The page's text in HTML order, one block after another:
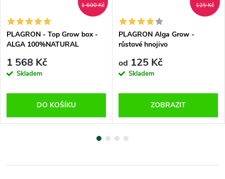
1 600 Kč
PLAGRON - Top Grow box -
ALGA 100%NATURAL
1 568 Kč
Skladem
DO KOŠÍKU
125 Kč
PLAGRON Alga Grow -
růstové hnojivo
od 125 Kč
Skladem
ZOBRAZIT